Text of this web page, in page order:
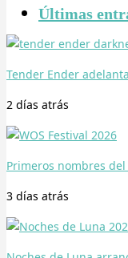
Últimas
Tender Ender
2 días atrás
Primeros nombres del
3 días atrás